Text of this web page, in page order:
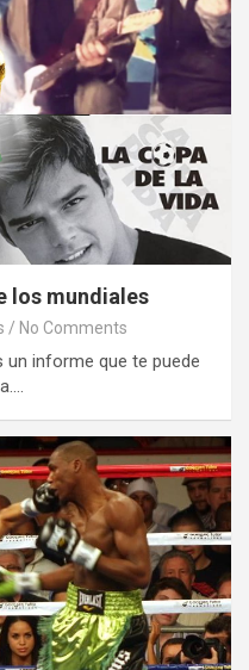
los mundiales
No Comments
informe que te puede